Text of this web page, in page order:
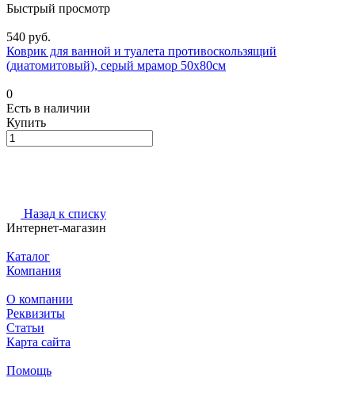
Быстрый просмотр
540 руб.
Коврик для ванной и туалета противоскользящий
(диатомитовый), серый мрамор 50х80см
0
Есть в наличии
Купить
Назад к списку
Интернет-магазин
Каталог
Компания
О компании
Реквизиты
Статьи
Карта сайта
Помощь